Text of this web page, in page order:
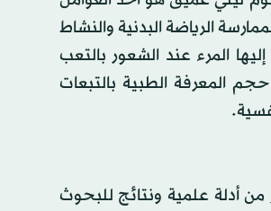
الرياضة البدنية والنشاط
المرء عند الشعور بالتعب
المعرفة الطبية بالتبعات
أدلة علمية ونتائج للبحوث